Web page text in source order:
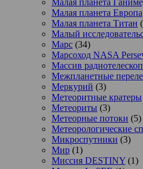
Малая планета Европа
Малая планета Титан
Малый
Марс (34)
Марсоход NASA
Массив
Межпланетные
Меркурий (3)
Метеоритные кратеры
Метеориты (3)
Метеорные потоки (5)
Метеорологические
Микроспутники (3)
Мир (1)
Миссия DESTINY (1)